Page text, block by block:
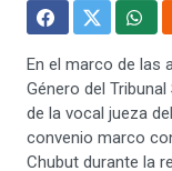
En el marco de las
Género del
de la vocal jueza
convenio marco
Chubut durante la